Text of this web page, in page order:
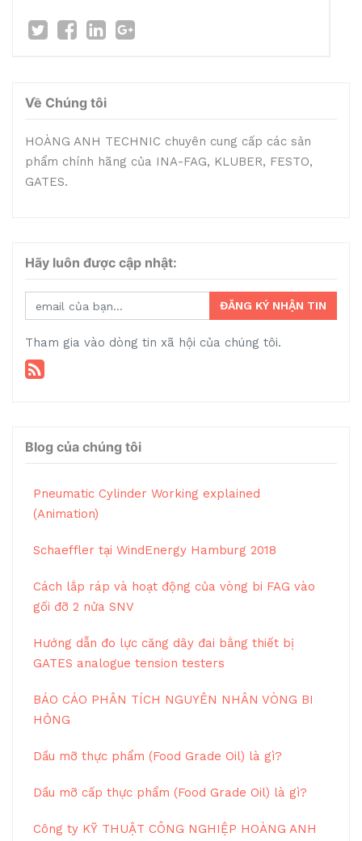
Về Chúng tôi
HOÀNG ANH TECHNIC chuyên cung cấp các sản
phẩm chính hãng của INA-FAG, KLUBER, FESTO,
GATES.
Hãy luôn được cập nhật:
ĐĂNG KÝ NHẬN TIN
Tham gia vào dòng tin xã hội của chúng tôi.
Blog của chúng tôi
Pneumatic Cylinder Working explained
(Animation)
Schaeffler tại WindEnergy Hamburg 2018
Cách lắp ráp và hoạt động của vòng bi FAG vào
gối đỡ 2 nửa SNV
Hướng dẫn đo lực căng dây đai bằng thiết bị
GATES analogue tension testers
BÁO CÁO PHÂN TÍCH NGUYÊN NHÂN VÒNG BI
HỎNG
Dầu mỡ thực phẩm (Food Grade Oil) là gì?
Dầu mỡ cấp thực phẩm (Food Grade Oil) là gì?
Công ty KỸ THUẬT CÔNG NGHIỆP HOÀNG ANH